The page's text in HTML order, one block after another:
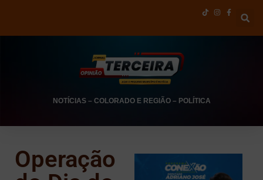
NOTÍCIAS– COLORADO E REGIÃO– POLÍTICA
Operação